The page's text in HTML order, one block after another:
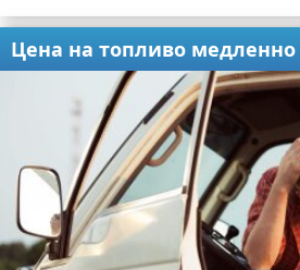
Цена на топливо медленно